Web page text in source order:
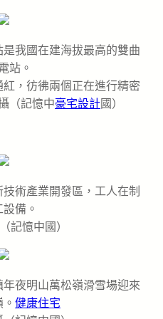
我國在建海拔最高的雙曲
站。
，彷彿兩個正在進行精密
（記憶中豪宅設計國）
術產業開發區，工人在制
備。
憶中國）
夜明山萬松嶺滑雪場迎來
健康住宅